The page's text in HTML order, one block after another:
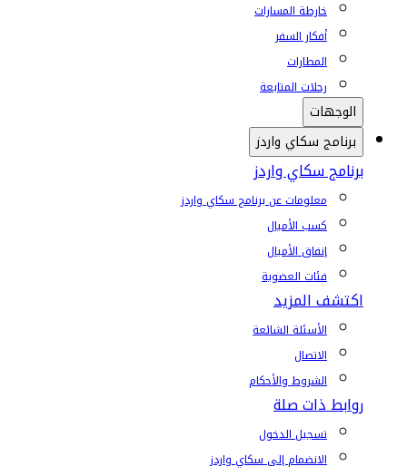
خارطة المسارات
أفكار السفر
المطارات
رحلات المتابعة
الوجهات
برنامج سكاي واردز
برنامج سكاي واردز
معلومات عن برنامج سكاي واردز
كسب الأميال
إنفاق الأميال
فئات العضوية
اكتشف المزيد
الأسئلة الشائعة
الاتصال
الشروط والأحكام
روابط ذات صلة
تسجيل الدخول
الانضمام إلى سكاي واردز